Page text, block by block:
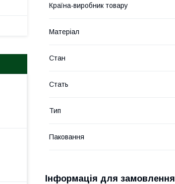
Країна-виробник товару
Матеріал
Стан
Стать
Тип
Паковання
Інформація для замовлення